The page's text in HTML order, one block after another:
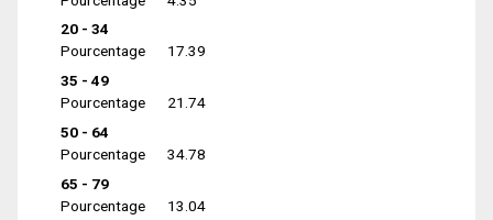
20 - 34
Pourcentage
17.39
35 - 49
Pourcentage
21.74
50 - 64
Pourcentage
34.78
65 - 79
Pourcentage
13.04